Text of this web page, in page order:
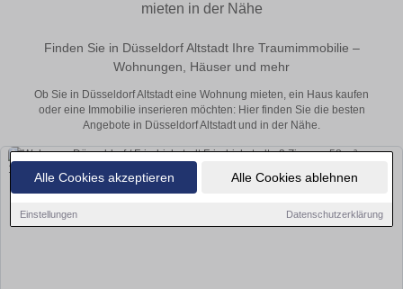
Alle Cookies akzeptieren Alle Cookies ablehnen
Einstellungen Datenschutzerklärung
mieten in der Nähe
Finden Sie in Düsseldorf Altstadt Ihre Traumimmobilie –
Wohnungen, Häuser und mehr
Ob Sie in Düsseldorf Altstadt eine Wohnung mieten, ein Haus kaufen
oder eine Immobilie inserieren möchten: Hier finden Sie die besten
Angebote in Düsseldorf Altstadt und in der Nähe.